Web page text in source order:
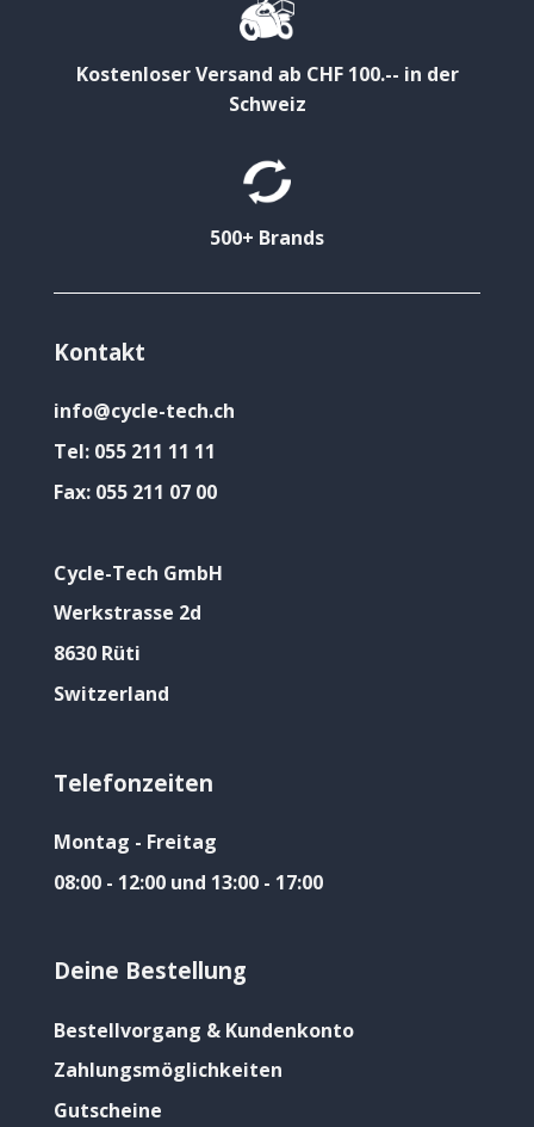
Kostenloser Versand ab CHF 100.-- in der
Schweiz
500+ Brands
Kontakt
info@cycle-tech.ch
Tel: 055 211 11 11
Fax: 055 211 07 00
Cycle-Tech GmbH
Werkstrasse 2d
8630 Rüti
Switzerland
Telefonzeiten
Montag - Freitag
08:00 - 12:00 und 13:00 - 17:00
Deine Bestellung
Bestellvorgang & Kundenkonto
Zahlungsmöglichkeiten
Gutscheine